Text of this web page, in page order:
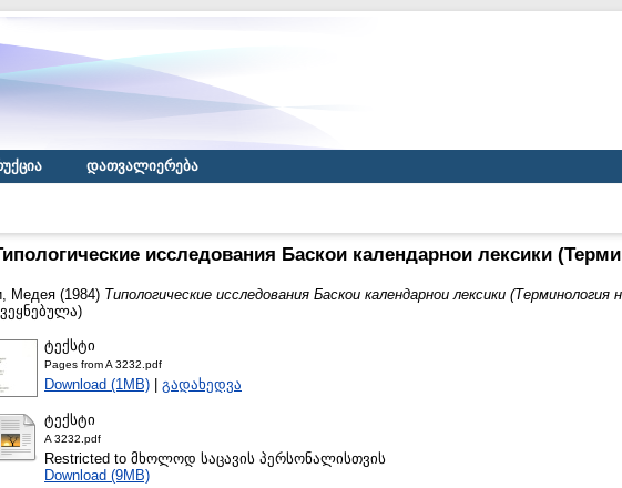
დათვალიერება
исследования Баскои календарнои лексики
Медея (1984) Типологические исследования Баскои календарнои лексики (Терминология
ტექსტი
Pages from A 3232.pdf
Download (1MB) | გადახედვა
ტექსტი
A 3232.pdf
Restricted to მხოლოდ საცავის პერსონალისთვის
Download (9MB)